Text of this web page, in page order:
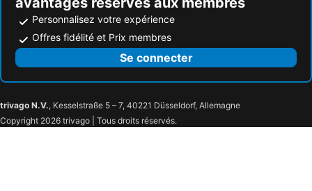
Personnalisez votre expérience
Offres fidélité et Prix membres
Se connecter
trivago N.V., Kesselstraße 5 – 7, 40221 Düsseldorf, Allemagne
Copyright 2026 trivago | Tous droits réservés.